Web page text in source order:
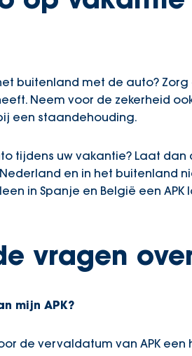
buitenland met de auto?
Neem voor de zekerheid
een staandehouding.
tijdens uw vakantie? Laat
en in het buitenland
in Spanje en België een
vragen
mijn APK?
de vervaldatum van APK